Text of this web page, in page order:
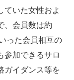
ていた女性およ
、会員数は約
った会員相互の
参加できるサロ
ガイダンス等を